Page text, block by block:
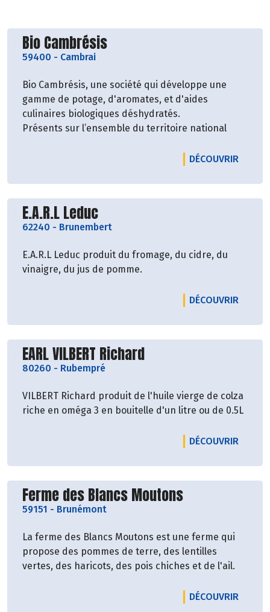
Découvrir le producteur
Bio Cambrésis
59400 - Cambrai
Bio Cambrésis, une société qui développe une
gamme de potage, d'aromates, et d'aides
culinaires biologiques déshydratés.
Présents sur l’ensemble du territoire national
DÉCOUVRIR
Découvrir le producteur
E.A.R.L Leduc
62240 - Brunembert
E.A.R.L Leduc produit du fromage, du cidre, du
vinaigre, du jus de pomme.
DÉCOUVRIR
Découvrir le producteur
EARL VILBERT Richard
80260 - Rubempré
VILBERT Richard produit de l'huile vierge de colza
riche en oméga 3 en bouitelle d'un litre ou de 0.5L
DÉCOUVRIR
Découvrir le producteur
Ferme des Blancs Moutons
59151 - Brunémont
La ferme des Blancs Moutons est une ferme qui
propose des pommes de terre, des lentilles
vertes, des haricots, des pois chiches et de l'ail.
DÉCOUVRIR